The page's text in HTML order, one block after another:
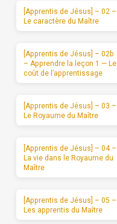
[Apprentis de Jésus] – 02 –
Le caractère du Maître
[Apprentis de Jésus] – 02b
– Apprendre la leçon 1 — Le
coût de l’apprentissage
[Apprentis de Jésus] – 03 –
Le Royaume du Maître
[Apprentis de Jésus] – 04 –
La vie dans le Royaume du
Maître
[Apprentis de Jésus] – 05 –
Les apprentis du Maître